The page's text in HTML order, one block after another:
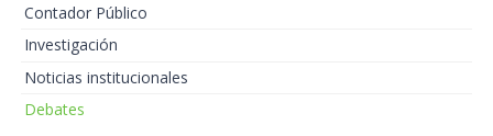
Contador Público
Investigación
Noticias institucionales
Debates